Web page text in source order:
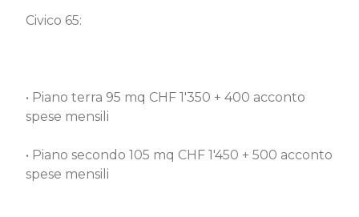
Civico 65:
• Piano terra 95 mq CHF 1'350 + 400 acconto
spese mensili
• Piano secondo 105 mq CHF 1'450 + 500 acconto
spese mensili